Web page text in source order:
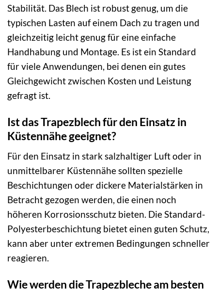
Stabilität. Das Blech ist robust genug, um die
typischen Lasten auf einem Dach zu tragen und
gleichzeitig leicht genug für eine einfache
Handhabung und Montage. Es ist ein Standard
für viele Anwendungen, bei denen ein gutes
Gleichgewicht zwischen Kosten und Leistung
gefragt ist.
Ist das Trapezblech für den Einsatz in
Küstennähe geeignet?
Für den Einsatz in stark salzhaltiger Luft oder in
unmittelbarer Küstennähe sollten spezielle
Beschichtungen oder dickere Materialstärken in
Betracht gezogen werden, die einen noch
höheren Korrosionsschutz bieten. Die Standard-
Polyesterbeschichtung bietet einen guten Schutz,
kann aber unter extremen Bedingungen schneller
reagieren.
Wie werden die Trapezbleche am besten